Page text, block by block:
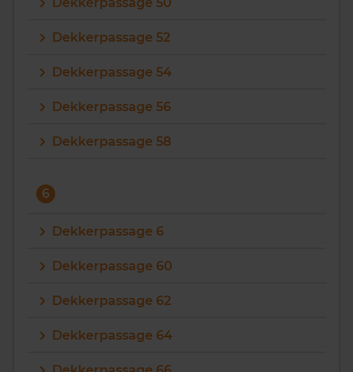
Dekkerpassage 52
Dekkerpassage 54
Dekkerpassage 56
Dekkerpassage 58
6
Dekkerpassage 6
Dekkerpassage 60
Dekkerpassage 62
Dekkerpassage 64